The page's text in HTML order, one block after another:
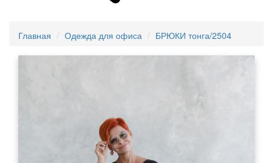
Главная Одежда для офиса БРЮКИ тонга/2504